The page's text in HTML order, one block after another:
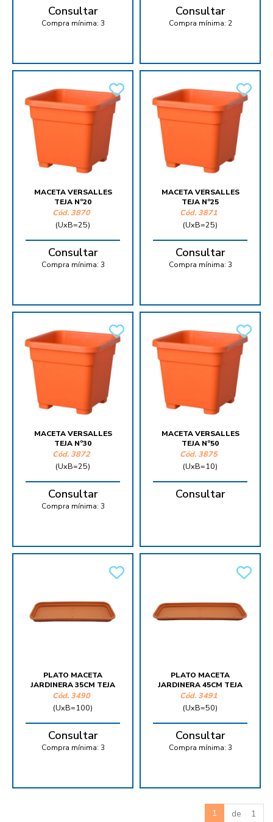
Consultar
Compra mínima: 3
Consultar
Compra mínima: 2
MACETA VERSALLES
TEJA Nº20
Cód. 3870
(UxB=25)
Consultar
Compra mínima: 3
MACETA VERSALLES
TEJA Nº25
Cód. 3871
(UxB=25)
Consultar
Compra mínima: 3
MACETA VERSALLES
TEJA Nº30
Cód. 3872
(UxB=25)
Consultar
Compra mínima: 3
MACETA VERSALLES
TEJA Nº50
Cód. 3875
(UxB=10)
Consultar
PLATO MACETA
JARDINERA 35CM TEJA
Cód. 3490
(UxB=100)
Consultar
Compra mínima: 3
PLATO MACETA
JARDINERA 45CM TEJA
Cód. 3491
(UxB=50)
Consultar
Compra mínima: 3
1 de 1